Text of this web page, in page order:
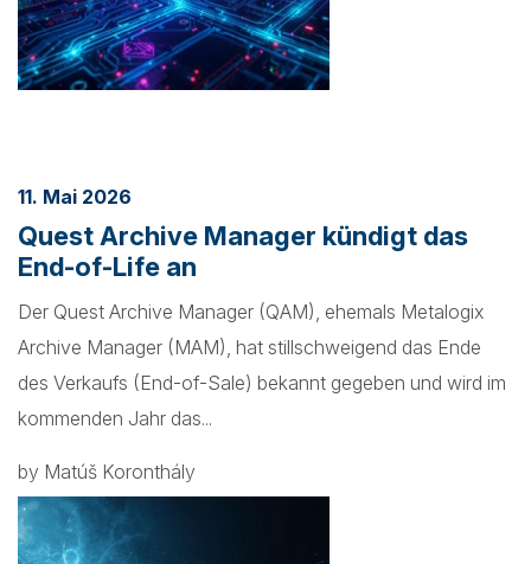
11. Mai 2026
Quest Archive Manager kündigt das
End-of-Life an
Der Quest Archive Manager (QAM), ehemals Metalogix
Archive Manager (MAM), hat stillschweigend das Ende
des Verkaufs (End-of-Sale) bekannt gegeben und wird im
kommenden Jahr das...
by Matúš Koronthály